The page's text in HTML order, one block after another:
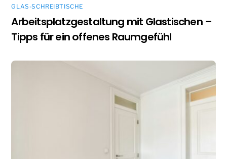
GLAS-SCHREIBTISCHE
Arbeitsplatzgestaltung mit Glastischen –
Tipps für ein offenes Raumgefühl